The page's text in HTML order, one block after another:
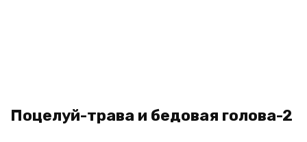
Поцелуй-трава и бедовая голова-2